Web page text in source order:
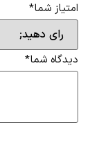
امتیاز شما*
دیدگاه شما*